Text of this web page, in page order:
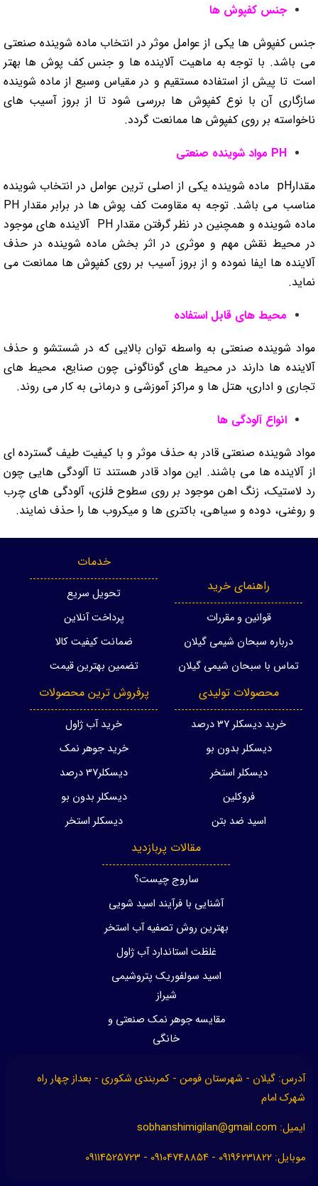
جنس کفپوش ها
جنس کفپوش ها یکی از عوامل موثر در انتخاب ماده شوینده صنعتی
می باشد. با توجه به ماهیت آلاینده ها و جنس کف پوش ها بهتر
است تا پیش از استفاده مستقیم و در مقیاس وسیع از ماده شوینده
سازگاری آن با نوع کفپوش ها بررسی شود تا از بروز آسیب های
ناخواسته بر روی کفپوش ها ممانعت گردد.
PH مواد شوینده صنعتی
مقدارpH ماده شوینده یکی از اصلی ترین عوامل در انتخاب شوینده
مناسب می باشد. توجه به مقاومت کف پوش ها در برابر مقدار PH
ماده شوینده و همچنین در نظر گرفتن مقدار PH آلاینده های موجود
در محیط نقش مهم و موثری در اثر بخش ماده شوینده در حذف
آلاینده ها ایفا نموده و از بروز آسیب بر روی کفپوش ها ممانعت می
نماید.
محیط های قابل استفاده
مواد شوینده صنعتی به واسطه توان بالایی که در شستشو و حذف
آلاینده ها دارند در محیط های گوناگونی چون صنایع، محیط های
تجاری و اداری، هتل ها و مراکز آموزشی و درمانی به کار می روند.
انواع آلودگی ها
مواد شوینده صنعتی قادر به حذف موثر و با کیفیت طیف گسترده ای
از آلاینده ها می باشند. این مواد قادر هستند تا آلودگی هایی چون
رد لاستیک، زنگ اهن موجود بر روی سطوح فلزی، آلودگی های چرب
و روغنی، دوده و سیاهی، باکتری ها و میکروب ها را حذف نمایند.
راهنمای خرید
قوانین و مقررات
درباره سبحان شیمی گیلان
تماس با سبحان شیمی گیلان
خدمات
تحویل سریع
پرداخت آنلاین
ضمانت کیفیت کالا
تضمین بهترین قیمت
محصولات تولیدی
خرید دیسکلر 37 درصد
دیسکلر بدون بو
دیسکلر استخر
فروکلین
اسید ضد بتن
پرفروش ترین محصولات
خرید آب ژاول
خرید جوهر نمک
دیسکلر37 درصد
دیسکلر بدون بو
دیسکلر استخر
مقالات پربازدید
ساروج چیست؟
آشنایی با فرآیند اسید شویی
بهترین روش تصفیه آب استخر
غلظت استاندارد آب ژاول
اسید سولفوریک پتروشیمی
شیراز
مقایسه جوهر نمک صنعتی و
خانگی
آدرس: گیلان - شهرستان فومن - کمربندی شکوری - بعداز چهار راه
شهرک امام
ایمیل: sobhanshimigilan@gmail.com
موبایل: 09196231822 - 09104748854 - 09114525723